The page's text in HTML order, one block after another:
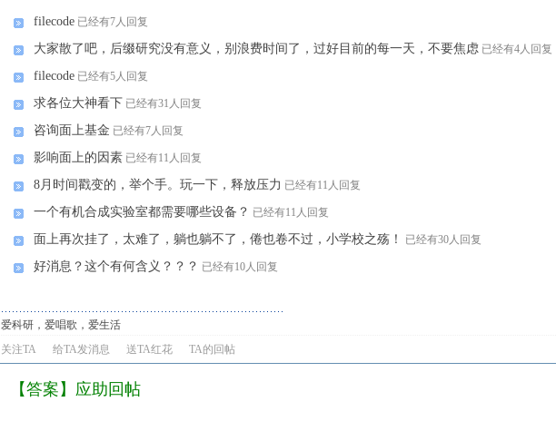
filecode 已经有7人回复
大家散了吧，后缀研究没有意义，别浪费时间了，过好目前的每一天，不要焦虑 已经有4人回复
filecode 已经有5人回复
求各位大神看下 已经有31人回复
咨询面上基金 已经有7人回复
影响面上的因素 已经有11人回复
8月时间戳变的，举个手。玩一下，释放压力 已经有11人回复
一个有机合成实验室都需要哪些设备？ 已经有11人回复
面上再次挂了，太难了，躺也躺不了，倦也卷不过，小学校之殇！ 已经有30人回复
好消息？这个有何含义？？？ 已经有10人回复
爱科研，爱唱歌，爱生活
关注TA 给TA发消息 送TA红花 TA的回帖
【答案】应助回帖